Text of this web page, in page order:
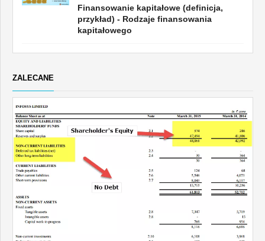
Finansowanie kapitałowe (definicja,
przykład) - Rodzaje finansowania
kapitałowego
ZALECANE